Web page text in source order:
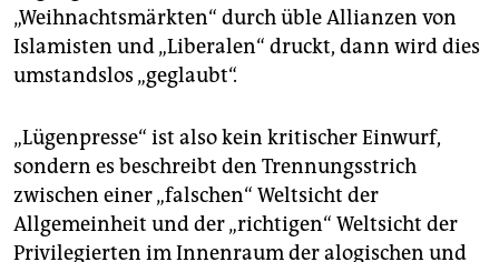
„Weihnachtsmärkten“ durch üble Allianzen von
Islamisten und „Liberalen“ druckt, dann wird dies
umstandslos „geglaubt“.
„Lügenpresse“ ist also kein kritischer Einwurf,
sondern es beschreibt den Trennungsstrich
zwischen einer „falschen“ Weltsicht der
Allgemeinheit und der „richtigen“ Weltsicht der
Privilegierten im Innenraum der alogischen und